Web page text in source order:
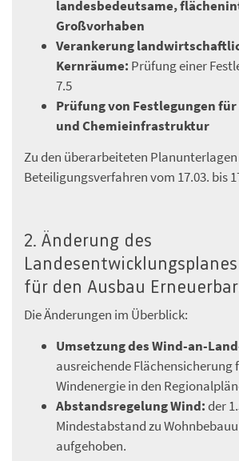
landesbedeutsame,
Großvorhaben
Verankerung
Kernräume: Prüfung einer
7.5
Prüfung von Festlegungen
und Chemieinfrastruktur
Zu den überarbeiteten
Beteiligungsverfahren vom 17.03. bis
2. Änderung des
Landesentwicklungsplanes
für den Ausbau
Die Änderungen im Überblick:
Umsetzung des Wind-an-
ausreichende Flächensicherung
Windenergie in den
Abstandsregelung Wind:der
Mindestabstand zu
aufgehoben.